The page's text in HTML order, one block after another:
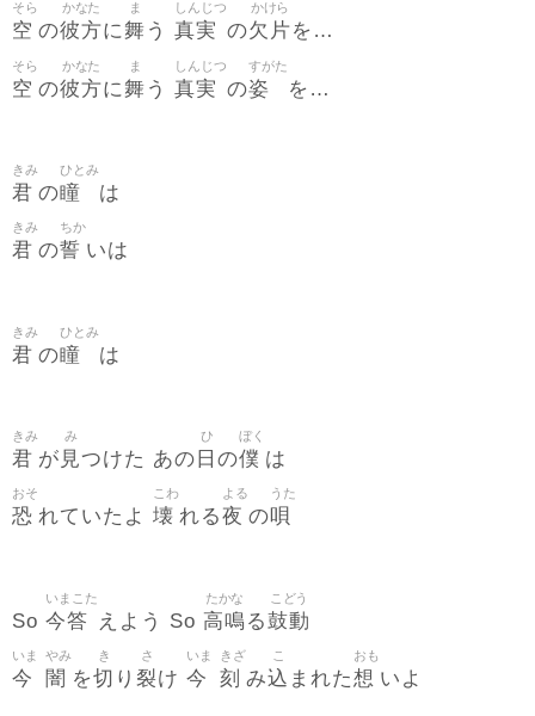
空
そら
の彼方
かなた
に舞
ま
う 真実
しんじつ
の欠片
かけら
を…
空
そら
の彼方
かなた
に舞
ま
う 真実
しんじつ
の姿
すがた
を…
君
きみ
の瞳
ひとみ
は
君
きみ
の誓
ちか
いは
君
きみ
の瞳
ひとみ
は
君
きみ
が 見
み
つけた あの 日
ひ
の僕
ぼく
は
恐
おそ
れていたよ 壊
こわ
れる夜
よる
の唄
うた
So 今答
いまこた
えよう So 高鳴
たかな
る鼓動
こどう
今
いま
闇
やみ
を切
き
り 裂
さ
け 今
いま
刻
きざ
み込
こ
まれた想
おも
いよ